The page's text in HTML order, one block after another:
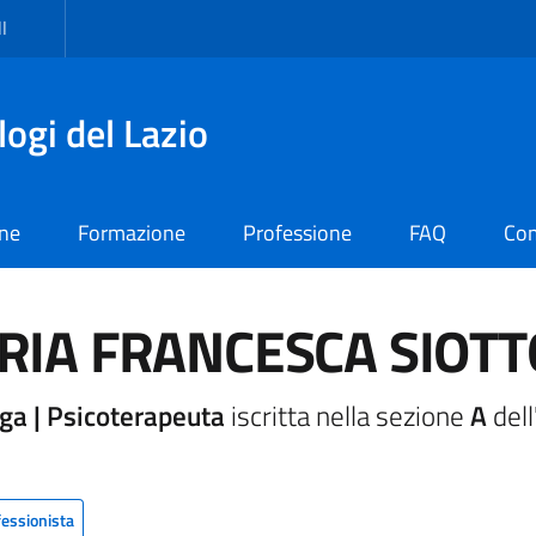
del Lazio
Formazione Professione FAQ
FRANCESCA
| Psicoterapeuta iscritta nella sezioneA